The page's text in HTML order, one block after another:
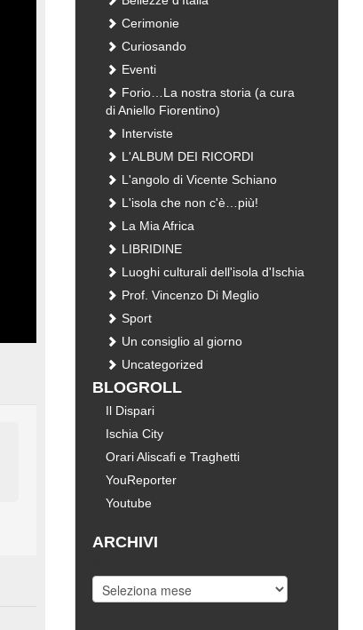
Cerimonie
Curiosando
Eventi
Forio…La nostra storia (a cura
di Aniello Fiorentino)
Interviste
L'ALBUM DEI RICORDI
L'angolo di Vicente Schiano
L'isola che non c'è…più!
La Mia Africa
LIBRIDINE
Luoghi culturali dell'isola d'Ischia
Prof. Vincenzo Di Meglio
Sport
Un consiglio al giorno
Uncategorized
BLOGROLL
Il Dispari
Ischia City
Orari Aliscafi e Traghetti
YouReporter
Youtube
ARCHIVI